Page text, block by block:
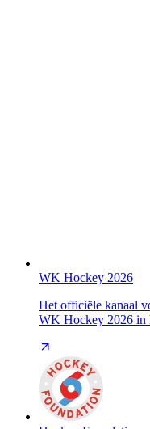
WK Hockey 2026
Het officiële kanaal
WK Hockey 2026 in